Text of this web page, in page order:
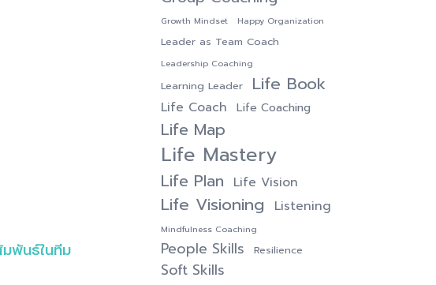
พันธ์ในทีม
Growth Mindset Happy Organization
Leader as Team Coach
Leadership Coaching
Learning Leader Life Book
Life Coach Life Coaching
Life Map
Life Mastery
Life Plan Life Vision
Life Visioning Listening
Mindfulness Coaching
People Skills Resilience
Soft Skills